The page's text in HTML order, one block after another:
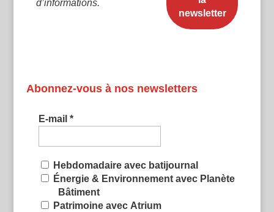
d’informations.
Abonnez-vous à nos newsletters
E-mail *
Hebdomadaire avec batijournal
Énergie & Environnement avec Planète
Bâtiment
Patrimoine avec Atrium